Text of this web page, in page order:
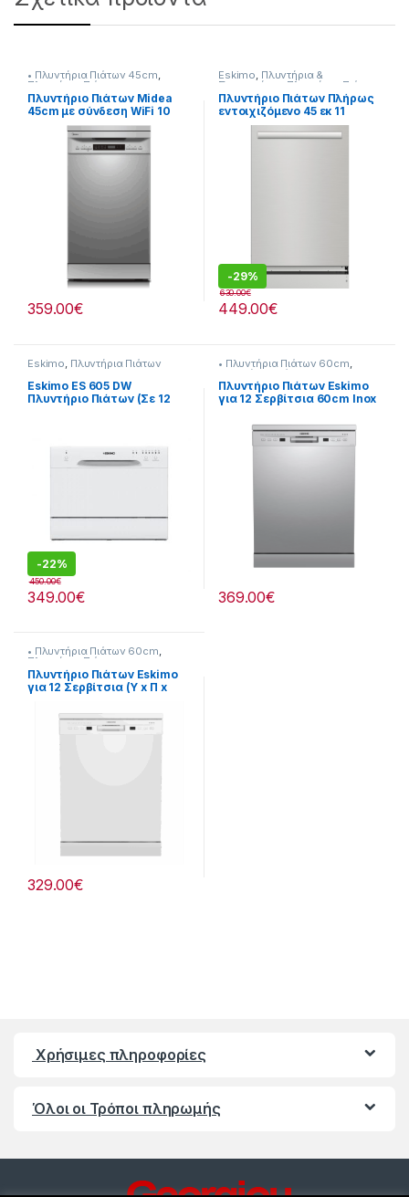
• Πλυντήρια Πιάτων 45cm,
Πλυντήρια Πιάτων
Πλυντήριο Πιάτων Midea
45cm με σύνδεση WiFi 10
Σερβίτσια [909182035]
359.00€
Eskimo, Πλυντήρια &
Στεγνωτήρια Πλυντήρια Πιάτων
Πλυντήριο Πιάτων Πλήρως
εντοιχιζόμενο 45 εκ 11
Σερβίτσια 6 Προγράμματα
909182007
-29%
449.00€
630.00€
Eskimo, Πλυντήρια Πιάτων
Eskimo ES 605 DW
Πλυντήριο Πιάτων (Σε 12
-22%
349.00€
450.00€
• Πλυντήρια Πιάτων 60cm,
Πλυντήρια Πιάτων
Πλυντήριο Πιάτων Eskimo
για 12 Σερβίτσια 60cm Inox
369.00€
• Πλυντήρια Πιάτων 60cm,
Πλυντήρια Πιάτων
Πλυντήριο Πιάτων Eskimo
για 12 Σερβίτσια (Υ x Π x
[909182010]
329.00€
Χρήσιμες πληροφορίες
Όλοι οι Τρόποι πληρωμής